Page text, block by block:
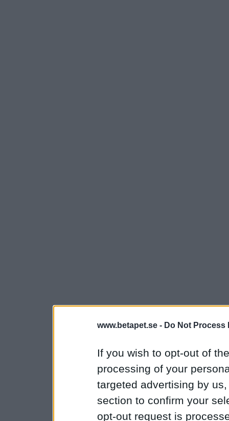
www.betapet.se - Do Not Process
If you wish to opt-out of
processing of your
targeted advertising by
section to confirm your
opt-out request is